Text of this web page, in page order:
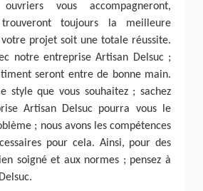
vous accompagneront,
trouveront toujours la meilleure
projet soit une totale réussite.
notre entreprise Artisan Delsuc ;
seront entre de bonne main.
style que vous souhaitez ; sachez
Artisan Delsuc pourra vous le
; nous avons les compétences
pour cela. Ainsi, pour des
soigné et aux normes ; pensez à